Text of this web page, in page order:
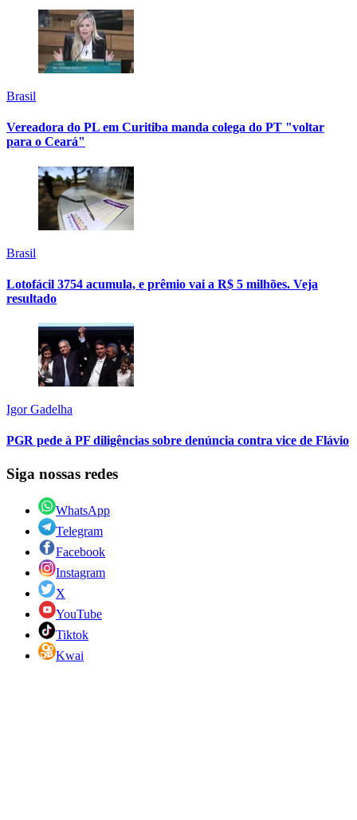
Brasil
Vereadora do PL em Curitiba manda colega do PT "voltar
para o Ceará"
Brasil
Lotofácil 3754 acumula, e prêmio vai a R$ 5 milhões. Veja
resultado
Igor Gadelha
PGR pede à PF diligências sobre denúncia contra vice de Flávio
Siga nossas redes
WhatsApp
Telegram
Facebook
Instagram
X
YouTube
Tiktok
Kwai